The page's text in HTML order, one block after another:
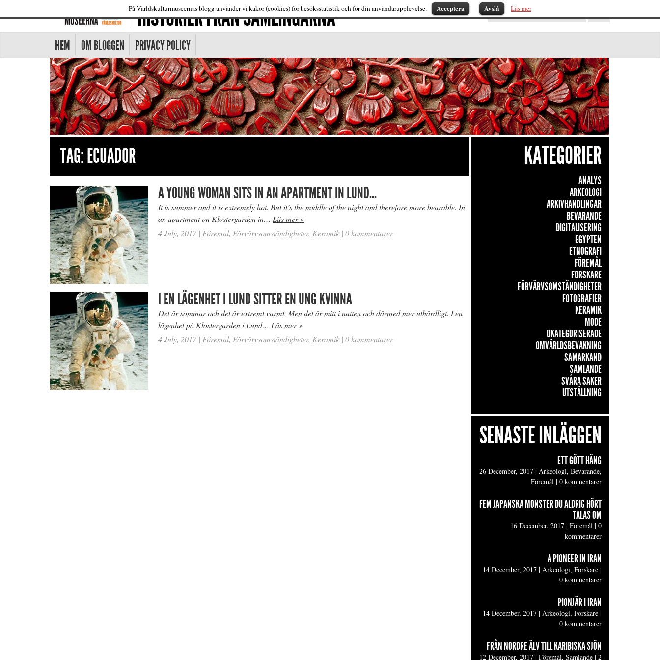
HISTORIER FRÅN SAMLINGARNA
HEM OM BLOGGEN PRIVACY POLICY
TAG:ECUADOR
A YOUNG WOMAN SITS IN AN APARTMENT IN LUND…
It is summer and it is extremely hot. But it’s the middle of the night and therefore more bearable. In
an apartment on Klostergården in… Läs mer »
4 July, 2017 | Föremål, Förvärvsomständigheter, Keramik | 0 kommentarer
I EN LÄGENHET I LUND SITTER EN UNG KVINNA
Det är sommar och det är extremt varmt. Men det är mitt i natten och därmed mer uthärdligt. I en
lägenhet på Klostergården i Lund… Läs mer »
4 July, 2017 | Föremål, Förvärvsomständigheter, Keramik | 0 kommentarer
KATEGORIER
ANALYS
ARKEOLOGI
ARKIVHANDLINGAR
BEVARANDE
DIGITALISERING
EGYPTEN
ETNOGRAFI
FÖREMÅL
FORSKARE
FÖRVÄRVSOMSTÄNDIGHETER
FOTOGRAFIER
KERAMIK
MODE
OKATEGORISERADE
OMVÄRLDSBEVAKNING
SAMARKAND
SAMLANDE
SVÅRA SAKER
UTSTÄLLNING
SENASTE INLÄGGEN
ETT GÖTT HÄNG
26 December, 2017 | Arkeologi, Bevarande,
Föremål | 0 kommentarer
FEM JAPANSKA MONSTER DU ALDRIG HÖRT
TALAS OM
16 December, 2017 | Föremål | 0
kommentarer
A PIONEER IN IRAN
14 December, 2017 | Arkeologi, Forskare |
0 kommentarer
PIONJÄR I IRAN
14 December, 2017 | Arkeologi, Forskare |
0 kommentarer
FRÅN NORDRE ÄLV TILL KARIBISKA SJÖN
12 December, 2017 | Föremål, Samlande | 2
På Världskulturmuseernas blogg använder vi kakor (cookies) för besöksstatistik och för din användarupplevelse. Acceptera Avslå Läs mer